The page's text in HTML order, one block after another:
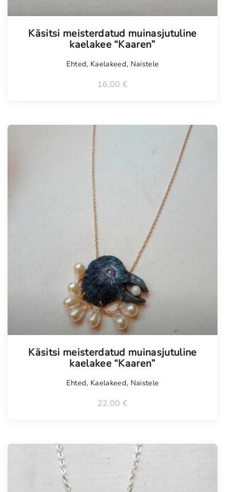
Käsitsi meisterdatud muinasjutuline
kaelakee “Kaaren”
Ehted, Kaelakeed, Naistele
16,00 €
Käsitsi meisterdatud muinasjutuline
kaelakee “Kaaren”
Ehted, Kaelakeed, Naistele
22,00 €